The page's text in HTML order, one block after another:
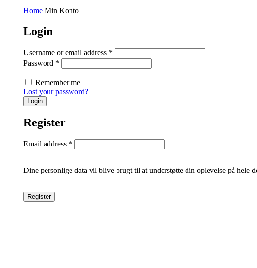
Home Min Konto
Login
Username or email address *
Password *
Remember me
Lost your password?
Register
Email address *
Dine personlige data vil blive brugt til at understøtte din oplevelse på hele